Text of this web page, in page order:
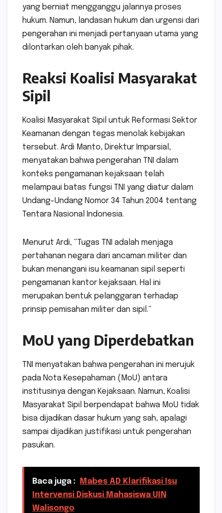
yang berniat mengganggu jalannya proses
hukum. Namun, landasan hukum dan urgensi dari
pengerahan ini menjadi pertanyaan utama yang
dilontarkan oleh banyak pihak.
Reaksi Koalisi Masyarakat
Sipil
Koalisi Masyarakat Sipil untuk Reformasi Sektor
Keamanan dengan tegas menolak kebijakan
tersebut. Ardi Manto, Direktur Imparsial,
menyatakan bahwa pengerahan TNI dalam
konteks pengamanan kejaksaan telah
melampaui batas fungsi TNI yang diatur dalam
Undang-Undang Nomor 34 Tahun 2004 tentang
Tentara Nasional Indonesia.
Menurut Ardi, “Tugas TNI adalah menjaga
pertahanan negara dari ancaman militer dan
bukan menangani isu keamanan sipil seperti
pengamanan kantor kejaksaan. Hal ini
merupakan bentuk pelanggaran terhadap
prinsip pemisahan militer dan sipil.”
MoU yang Diperdebatkan
TNI menyatakan bahwa pengerahan ini merujuk
pada Nota Kesepahaman (MoU) antara
institusinya dengan Kejaksaan. Namun, Koalisi
Masyarakat Sipil berpendapat bahwa MoU tidak
bisa dijadikan dasar hukum yang sah, apalagi
sampai dijadikan justifikasi untuk pengerahan
pasukan.
Baca juga :
Mabes AD Klarifikasi Isu
Intervensi Diskusi Mahasiswa UIN
Walisongo